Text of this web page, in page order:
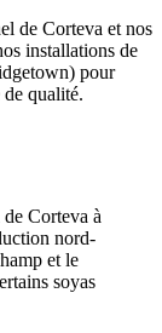
de Corteva et nos
installations de
pour
qualité.
Corteva à
nord-
et le
soyas